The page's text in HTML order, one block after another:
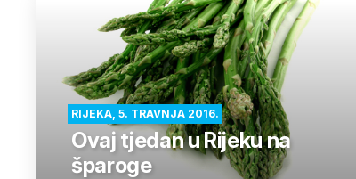
RIJEKA, 5. TRAVNJA 2016.
Ovaj tjedan u Rijeku na
šparoge